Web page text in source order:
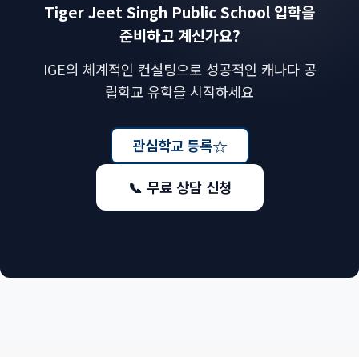
Tiger Jeet Singh Public School 입학을
준비하고 계신가요?
IGE의 체계적인 컨설팅으로 성공적인 캐나다 공
립학교 유학을 시작하세요
관심학교 등록☆
📞 무료 상담 신청